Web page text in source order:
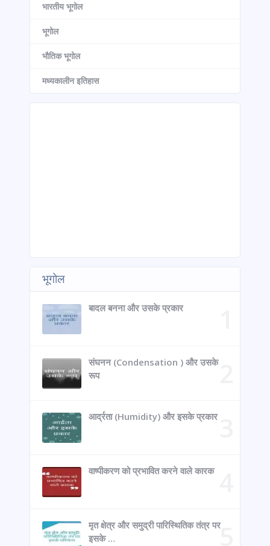
भारतीय भूगोल
भूगोल
भौतिक भूगोल
मध्यकालीन इतिहास
भूगोल
बादल बनना और उसके प्रकार
संघनन (Condensation ) और उसके
रूप
आर्द्रता (Humidity) और इसके प्रकार
वाष्पीकरण को प्रभावित करने वाले कारक
मृत क्षेत्र और समुद्री पारिस्थितिक तंत्र पर
इसके …